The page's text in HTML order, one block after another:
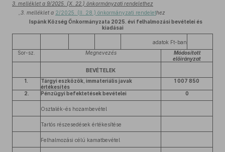
3. melléklet a 9/2025. (X. 22.) önkormányzati rendelethez
3. melléklet a 2/2025. (II. 28.) önkormányzati rendelethez
Ispánk Község Önkormányzata 2025. évi felhalmozási bevételei és
kiadásai
adatok Ft-ban
Sor-sz.
Megnevezés
Módosított
előirányzat
BEVÉTELEK
1.
Tárgyi eszközök, immateriális javak
értékesítés
1 007 850
2. Pénzügyi befektetések bevételei 0
Osztalék-és hozambevétel
Tartós részesedések értékesítése
Felhalmozási célú kamatbevétel